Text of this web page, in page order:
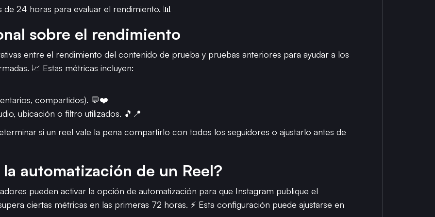
de 24 horas para evaluar el rendimiento. 📊
sobre el rendimiento
entre el rendimiento del contenido de prueba y pruebas anteriores para ayudar a los
📈 Estas métricas incluyen:
compartidos). 💬❤️
ubicación o filtro utilizados. 🎵📍
si un reel vale la pena compartirlo con todos los seguidores o ajustarlo antes de
automatización de un Reel?
pueden activar la opción de automatización para que Instagram publique el
ciertas métricas en las primeras 72 horas. ⚡ Esta configuración puede ajustarse en